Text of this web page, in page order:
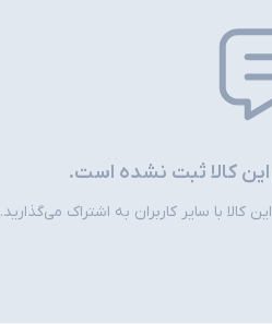
کالا ثبت نشده است.
کالا با سایر کاربران به اشتراک می‌گذارید.